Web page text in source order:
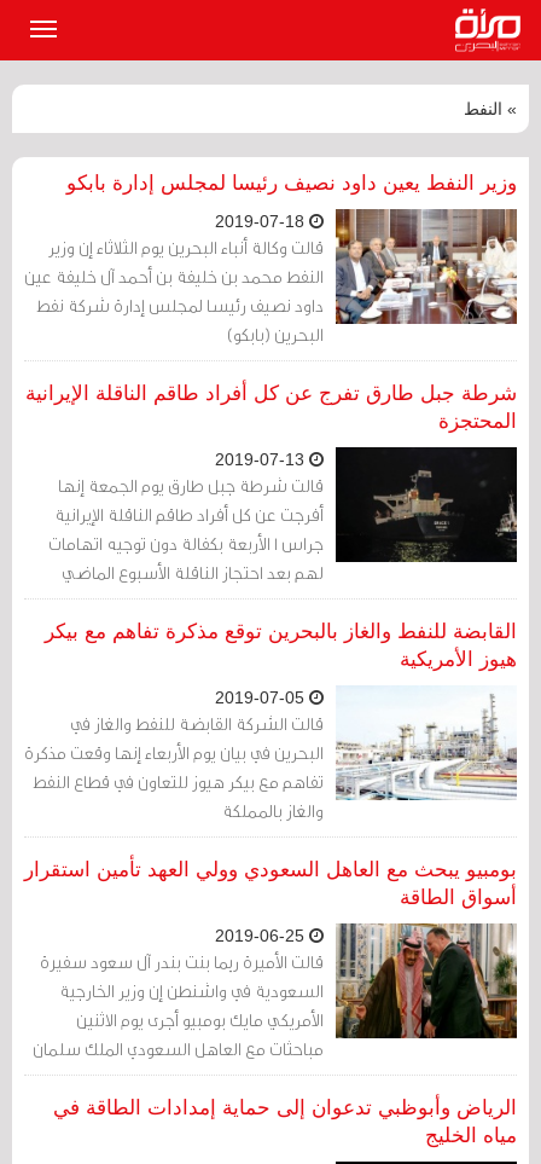
» النفط
وزير النفط يعين داود نصيف رئيسا لمجلس إدارة بابكو
قالت وكالة أنباء البحرين يوم الثلاثاء إن وزير
النفط محمد بن خليفة بن أحمد آل خليفة عين
داود نصيف رئيسا لمجلس إدارة شركة نفط
البحرين (بابكو)
شرطة جبل طارق تفرج عن كل أفراد طاقم الناقلة الإيرانية
المحتجزة
قالت شرطة جبل طارق يوم الجمعة إنها
أفرجت عن كل أفراد طاقم الناقلة الإيرانية
جراس 1 الأربعة بكفالة دون توجيه اتهامات
لهم بعد احتجاز الناقلة الأسبوع الماضي
للاشتباه بانتهاك العقوبات الأوروبية بنقلها
النفط إلى سوريا
القابضة للنفط والغاز بالبحرين توقع مذكرة تفاهم مع بيكر
هيوز الأمريكية
قالت الشركة القابضة للنفط والغاز في
البحرين في بيان يوم الأربعاء إنها وقعت مذكرة
تفاهم مع بيكر هيوز للتعاون في قطاع النفط
والغاز بالمملكة
بومبيو يبحث مع العاهل السعودي وولي العهد تأمين استقرار
أسواق الطاقة
قالت الأميرة ريما بنت بندر آل سعود سفيرة
السعودية في واشنطن إن وزير الخارجية
الأمريكي مايك بومبيو أجرى يوم الاثنين
مباحثات مع العاهل السعودي الملك سلمان
وولي العهد الأمير محمد بن سلمان تناولت
تأمين استقرار أسواق الطاقة وحرية الملاحة
الرياض وأبوظبي تدعوان إلى حماية إمدادات الطاقة في
مياه الخليج